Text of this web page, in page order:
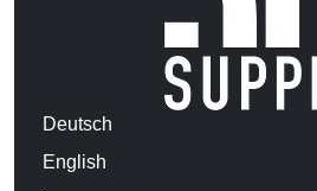
Deutsch
English